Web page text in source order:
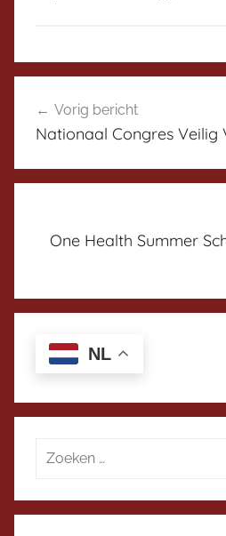
N
u
w
navigatie
Vorig bericht
Nationaal Congres Veilig
One Health Summer
NL